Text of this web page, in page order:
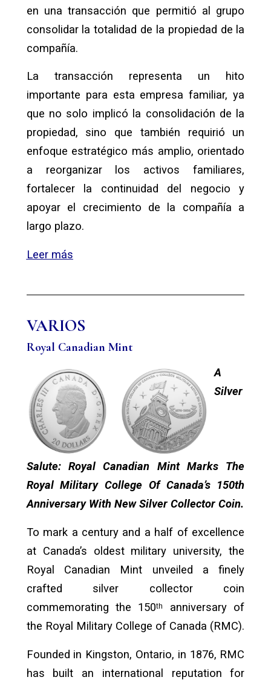
en una transacción que permitió al grupo
consolidar la totalidad de la propiedad de la
compañía.
La transacción representa un hito
importante para esta empresa familiar, ya
que no solo implicó la consolidación de la
propiedad, sino que también requirió un
enfoque estratégico más amplio, orientado
a reorganizar los activos familiares,
fortalecer la continuidad del negocio y
apoyar el crecimiento de la compañía a
largo plazo.
Leer más
VARIOS
Royal Canadian Mint
A
Silver
Salute: Royal Canadian Mint Marks The
Royal Military College Of Canada’s 150th
Anniversary With New Silver Collector Coin.
To mark a century and a half of excellence
at Canada’s oldest military university, the
Royal Canadian Mint unveiled a finely
crafted silver collector coin
commemorating the 150ᵗʰ anniversary of
the Royal Military College of Canada (RMC).
Founded in Kingston, Ontario, in 1876, RMC
has built an international reputation for